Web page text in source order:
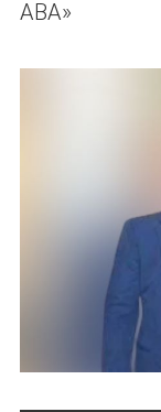
ABA»